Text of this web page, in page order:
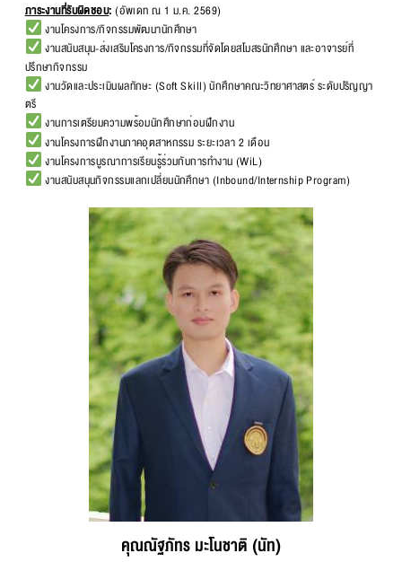
ภาระงานที่รับผิดชอบ: (อัพเดท ณ 1 ม.ค. 2569)
งานโครงการ/กิจกรรมพัฒนานักศึกษา
งานสนับสนุน-ส่งเสริมโครงการ/กิจกรรมที่จัดโดยสโมสรนักศึกษา และอาจารย์ที่
ปรึกษากิจกรรม
งานวัดและประเมินผลทักษะ (Soft Skill) นักศึกษาคณะวิทยาศาสตร์ ระดับปริญญา
ตรี
งานการเตรียมความพร้อมนักศึกษาก่อนฝึกงาน
งานโครงการฝึกงานภาคอุตสาหกรรม ระยะเวลา 2 เดือน
งานโครงการบูรณาการเรียนรู้ร่วมกับการทำงาน (WiL)
งานสนับสนุนกิจกรรมแลกเปลี่ยนนักศึกษา (Inbound/Internship Program)
คุณณัฐภัทร มะโนชาติ (นัท)